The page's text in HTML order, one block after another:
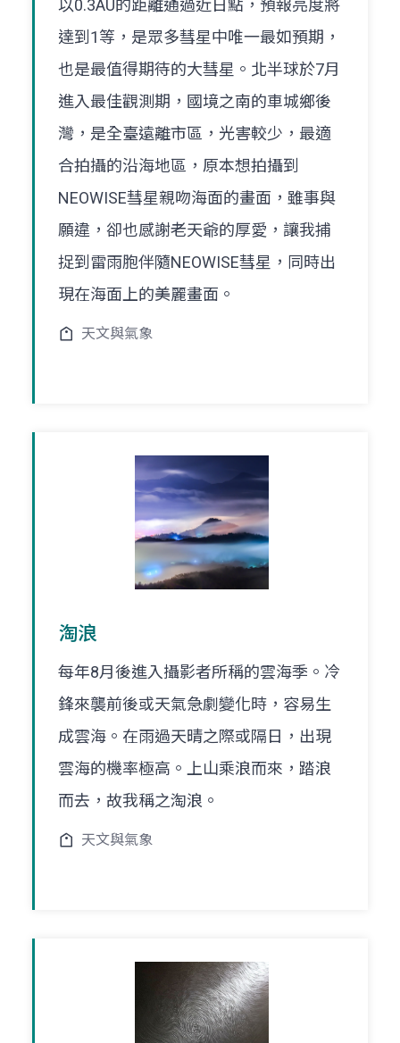
以0.3AU的距離通過近日點，預報亮度將
達到1等，是眾多彗星中唯一最如預期，
也是最值得期待的大彗星。北半球於7月
進入最佳觀測期，國境之南的車城鄉後
灣，是全臺遠離市區，光害較少，最適
合拍攝的沿海地區，原本想拍攝到
NEOWISE彗星親吻海面的畫面，雖事與
願違，卻也感謝老天爺的厚愛，讓我捕
捉到雷雨胞伴隨NEOWISE彗星，同時出
現在海面上的美麗畫面。
天文與氣象
淘浪
每年8月後進入攝影者所稱的雲海季。冷
鋒來襲前後或天氣急劇變化時，容易生
成雲海。在雨過天晴之際或隔日，出現
雲海的機率極高。上山乘浪而來，踏浪
而去，故我稱之淘浪。
天文與氣象